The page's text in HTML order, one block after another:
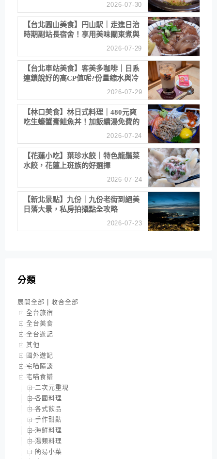
2026-07-30
【台北圓山美食】円山駅｜走進日治
時期副站長宿舍！享用美味關東煮與
2026-07-29
【台北車站美食】客美多咖啡｜日系
連鎖說好的高CP值呢?份量縮水與冷
2026-07-29
【林口美食】林日式料理｜480元爽
吃生蠔蟹膏鮭魚丼！加飯續湯免費的
2026-07-24
【花蓮小吃】葉珍水餃｜特色龍鬚菜
水餃，花蓮上班族的好選擇
2026-07-24
【新北景點】九份｜九份老街到絕美
日落大景，私房拍攝點全攻略
2026-07-23
分類
展開全部
收合全部
全台旅宿
全台美食
全台遊記
其他
國外遊記
宅喵隨談
宅喵食譜
二次元重現
各國料理
各式飲品
手作甜點
海鮮料理
湯類料理
簡易小菜